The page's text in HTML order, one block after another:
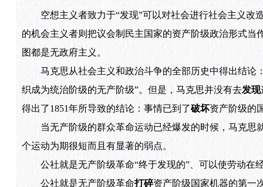
空想主义者致力于“发现”可以对社会进行社会主义改
的机会主义者则把议会制民主国家的资产阶级政治形式当
图都是无政府主义。
马克思从社会主义和政治斗争的全部历史中得出结论
织成为统治阶级的无产阶级”。但是，马克思并没有去发现
得出了1851年所导致的结论：事情已到了破坏资产阶级的
当无产阶级的群众革命运动已经爆发的时候，马克思
个运动为期很短而且有显著的弱点。
公社就是无产阶级革命“终于发现的”、可以使劳动在
公社就是无产阶级革命打碎资产阶级国家机器的第一